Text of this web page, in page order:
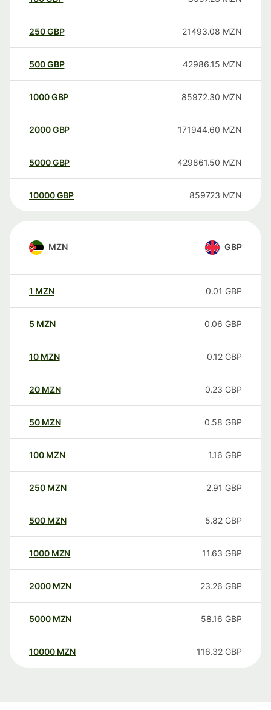
250GBP 21493.08 MZN
500GBP 42986.15 MZN
1000GBP 85972.30 MZN
2000GBP 171944.60 MZN
5000GBP 429861.50 MZN
10000 GBP 859723 MZN
MZN GBP
1 MZN 0.01 GBP
5 MZN 0.06 GBP
10 MZN 0.12 GBP
20 MZN 0.23 GBP
50 MZN 0.58 GBP
100 MZN 1.16 GBP
250 MZN 2.91 GBP
500 MZN 5.82 GBP
1000 MZN 11.63 GBP
2000 MZN 23.26 GBP
5000 MZN 58.16 GBP
10000 MZN 116.32 GBP